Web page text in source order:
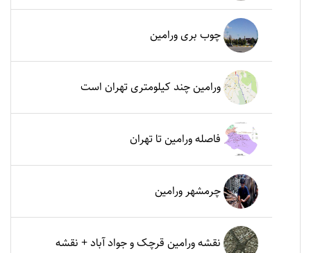
چوب بری ورامین
ورامین چند کیلومتری تهران است
فاصله ورامین تا تهران
چرمشهر ورامین
نقشه ورامین قرچک و جواد آباد + نقشه